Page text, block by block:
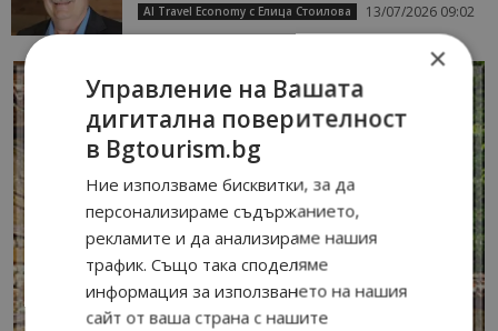
AI Travel Economy с Елица Стоилова 13/07/2026 09:02
×
Управление на Вашата
дигитална поверителност
в Bgtourism.bg
Ние използваме бисквитки, за да
персонализираме съдържанието,
рекламите и да анализираме нашия
трафик. Също така споделяме
информация за използването на нашия
сайт от ваша страна с нашите